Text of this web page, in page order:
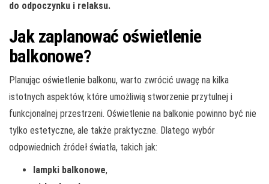
do odpoczynku i relaksu.
Jak zaplanować oświetlenie
balkonowe?
Planując oświetlenie balkonu, warto zwrócić uwagę na kilka
istotnych aspektów, które umożliwią stworzenie przytulnej i
funkcjonalnej przestrzeni. Oświetlenie na balkonie powinno być nie
tylko estetyczne, ale także praktyczne. Dlatego wybór
odpowiednich źródeł światła, takich jak:
lampki balkonowe,